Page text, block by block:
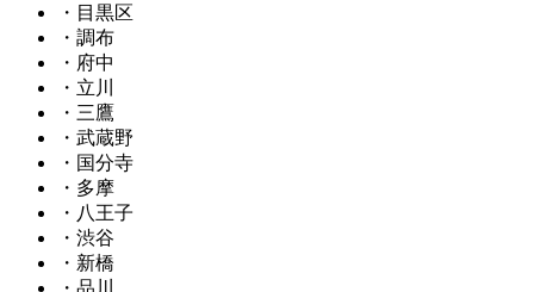
・目黒区
・調布
・府中
・立川
・三鷹
・武蔵野
・国分寺
・多摩
・八王子
・渋谷
・新橋